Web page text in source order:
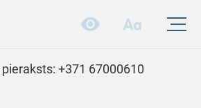
+371 67000610